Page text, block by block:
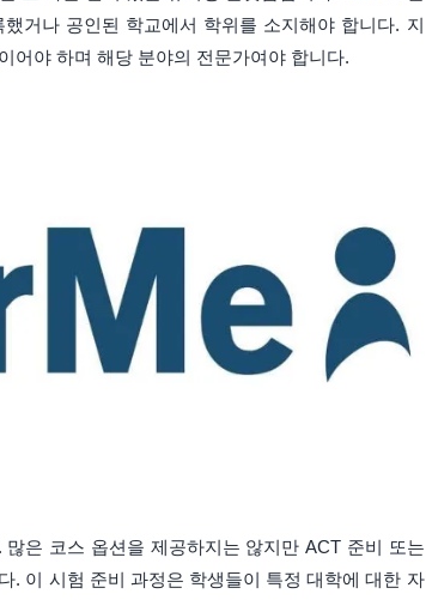
거나 공인된 학교에서 학위를 소지해야 합니다. 지
어야 하며 해당 분야의 전문가여야 합니다.
은 코스 옵션을 제공하지는 않지만 ACT 준비 또는
. 이 시험 준비 과정은 학생들이 특정 대학에 대한 자